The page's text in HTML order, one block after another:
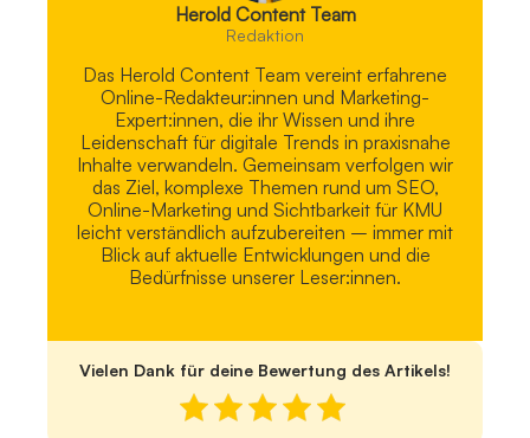
Herold Content Team
Redaktion
Das Herold Content Team vereint erfahrene
Online-Redakteur:innen und Marketing-
Expert:innen, die ihr Wissen und ihre
Leidenschaft für digitale Trends in praxisnahe
Inhalte verwandeln. Gemeinsam verfolgen wir
das Ziel, komplexe Themen rund um SEO,
Online-Marketing und Sichtbarkeit für KMU
leicht verständlich aufzubereiten – immer mit
Blick auf aktuelle Entwicklungen und die
Bedürfnisse unserer Leser:innen.
Vielen Dank für deine Bewertung des Artikels!